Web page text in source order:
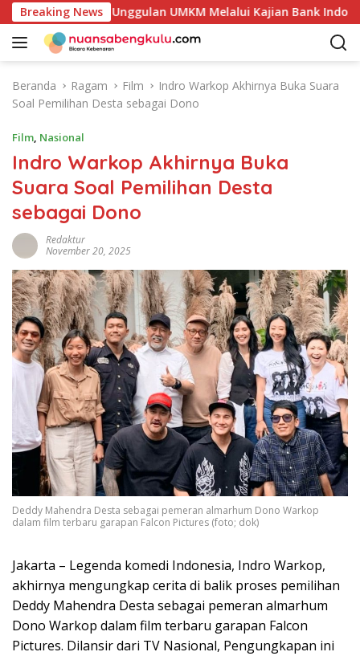
a
Breaking News
Produk Unggulan UMKM Melalui Kajian Bank Indonesia
Beranda Ragam Film
Indro Warkop Akhirnya Buka Suara
Soal Pemilihan Desta sebagai Dono
Film, Nasional
Indro Warkop Akhirnya Buka
Suara Soal Pemilihan Desta
sebagai Dono
Redaktur
November 20, 2025
Deddy Mahendra Desta sebagai pemeran almarhum Dono Warkop
dalam film terbaru garapan Falcon Pictures (foto; dok)
Jakarta – Legenda komedi Indonesia, Indro Warkop,
akhirnya mengungkap cerita di balik proses pemilihan
Deddy Mahendra Desta sebagai pemeran almarhum
Dono Warkop dalam film terbaru garapan Falcon
Pictures. Dilansir dari TV Nasional, Pengungkapan ini